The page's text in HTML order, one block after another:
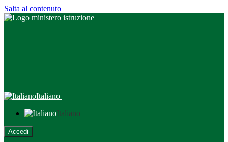
Salta al contenuto
Italiano
Italiano
Accedi